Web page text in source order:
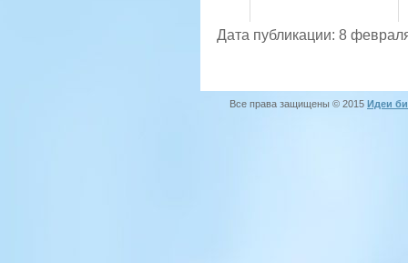
Дата публикации: 8
Все права защищены © 2015 Идеи